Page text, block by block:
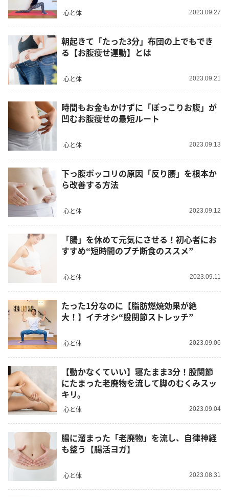
心と体 2023.09.27
朝起きて「たった3分」布団の上でもでき
る【お腹痩せ運動】とは
心と体 2023.09.21
時間もお金もかけずに「ぽっこりお腹」が
凹むお腹痩せの最短ルート
心と体 2023.09.13
下っ腹ポッコリの原因「反り腰」を根本か
ら改善する方法
心と体 2023.09.12
「腸」を休めて元気にさせる！初心者にお
すすめ“短時間のプチ断食のススメ”
心と体 2023.09.11
たった1分なのに【脂肪燃焼効果が絶
大！】イチオシ“股関節ストレッチ”
心と体 2023.09.06
【動かなくていい】寝たまま3分！股関節
にたまった老廃物を流して脚のむくみスッ
キリ。
心と体 2023.09.04
腸に溜まった「老廃物」を流し、自律神経
も整う【腸活ヨガ】
心と体 2023.08.31